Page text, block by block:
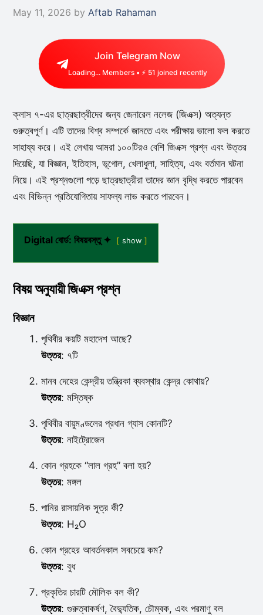
May 11, 2026 by Aftab Rahaman
Join Telegram Now
Loading...Members • ⚡ 51 joined recently
ক্লাস ৭-এর ছাত্রছাত্রীদের জন্য জেনারেল নলেজ (জিএক্স) অত্যন্ত
গুরুত্বপূর্ণ। এটি তাদের বিশ্ব সম্পর্কে জানতে এবং পরীক্ষায় ভালো ফল করতে
সাহায্য করে। এই লেখায় আমরা ১০০টিরও বেশি জিএক্স প্রশ্ন এবং উত্তর
দিয়েছি, যা বিজ্ঞান, ইতিহাস, ভূগোল, খেলাধুলা, সাহিত্য, এবং বর্তমান ঘটনা
নিয়ে। এই প্রশ্নগুলো পড়ে ছাত্রছাত্রীরা তাদের জ্ঞান বৃদ্ধি করতে পারবেন
এবং বিভিন্ন প্রতিযোগিতায় সাফল্য লাভ করতে পারবেন।
Digital বোর্ড: বিষয়বস্তু ✦ show
বিষয় অনুযায়ী জিএক্স প্রশ্ন
বিজ্ঞান
পৃথিবীর কয়টি মহাদেশ আছে?
উত্তর: ৭টি
মানব দেহের কেন্দ্রীয় তন্ত্রিকা ব্যবস্থার কেন্দ্র কোথায়?
উত্তর: মস্তিষ্ক
পৃথিবীর বায়ুমণ্ডলের প্রধান গ্যাস কোনটি?
উত্তর: নাইট্রোজেন
কোন গ্রহকে “লাল গ্রহ” বলা হয়?
উত্তর: মঙ্গল
পানির রাসায়নিক সূত্র কী?
উত্তর: H₂O
কোন গ্রহের আবর্তনকাল সবচেয়ে কম?
উত্তর: বুধ
প্রকৃতির চারটি মৌলিক বল কী?
উত্তর: গুরুত্বাকর্ষণ, বৈদ্যুতিক, চৌম্বক, এবং পরমাণু বল